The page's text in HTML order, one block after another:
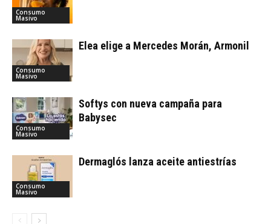
Consumo
Masivo
Consumo
Masivo
Elea elige a Mercedes Morán, Armonil
Consumo
Masivo
Softys con nueva campaña para
Babysec
Consumo
Masivo
Dermaglós lanza aceite antiestrías